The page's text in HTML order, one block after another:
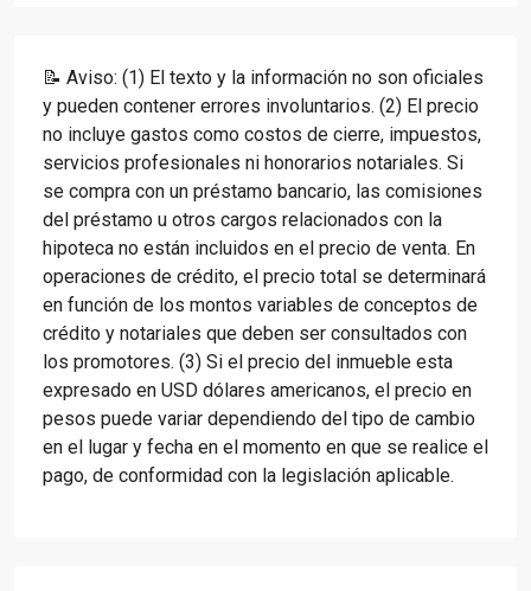
📝 Aviso: (1) El texto y la información no son oficiales
y pueden contener errores involuntarios. (2) El precio
no incluye gastos como costos de cierre, impuestos,
servicios profesionales ni honorarios notariales. Si
se compra con un préstamo bancario, las comisiones
del préstamo u otros cargos relacionados con la
hipoteca no están incluidos en el precio de venta. En
operaciones de crédito, el precio total se determinará
en función de los montos variables de conceptos de
crédito y notariales que deben ser consultados con
los promotores. (3) Si el precio del inmueble esta
expresado en USD dólares americanos, el precio en
pesos puede variar dependiendo del tipo de cambio
en el lugar y fecha en el momento en que se realice el
pago, de conformidad con la legislación aplicable.